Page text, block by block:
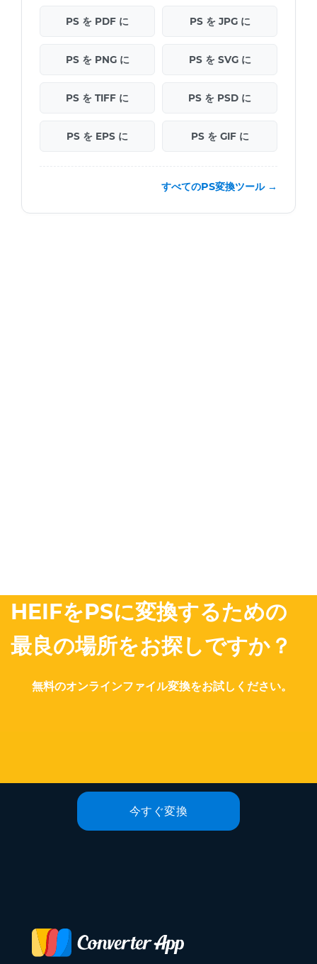
PS を PDF に PS を JPG に
PS を PNG に PS を SVG に
PS を TIFF に PS を PSD に
PS を EPS に PS を GIF に
すべてのPS変換ツール →
HEIFをPSに変換するための
最良の場所をお探しですか？
無料のオンラインファイル変換をお試しください。
今すぐ変換